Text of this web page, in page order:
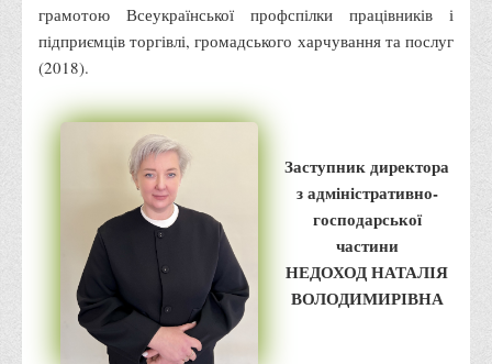
Фізичного виховання та спорту
Менеджменту та публічного управління
Психології
Обліку та оподаткування
Фінансів
Іноземної філології та перекладу
Відділи
Реклами та зв'язків з громадськістю
грамотою Всеукраїнської профспілки працівників і
підприємців торгівлі, громадського харчування та послуг
(2018).
Заступник директора
з адміністративно-
господарської
частини
НЕДОХОД НАТАЛІЯ
ВОЛОДИМИРІВНА